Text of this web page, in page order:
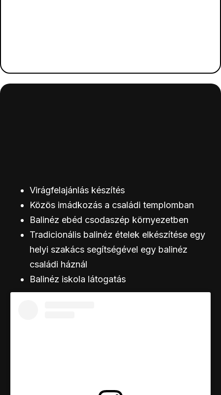
Virágfelajánlás készítés
Közös imádkozás a családi templomban
Balinéz ebéd csodaszép környezetben
Tradicionális balinéz ételek elkészítése egy
helyi szakács segítségével egy balinéz
családi háznál
Balinéz iskola látogatás